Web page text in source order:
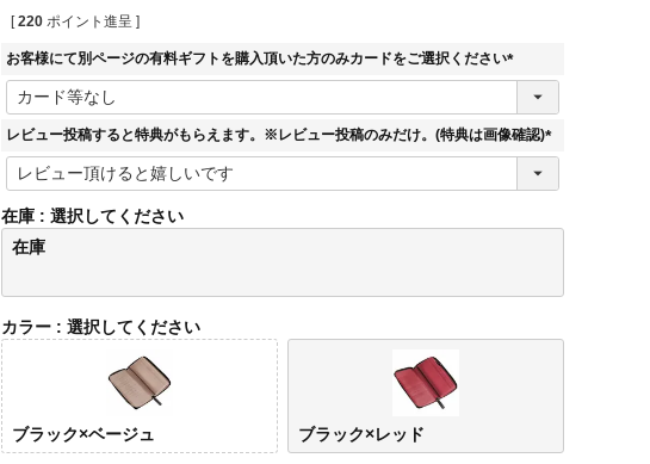
[ 220 ポイント進呈 ]
お客様にて別ページの有料ギフトを購入頂いた方のみカードをご選択ください
(
須
レビュー投稿すると特典がもらえます。※レビュー投稿のみだけ。(特典は画像確認)
(
)
在庫
選択してください
在庫
カラー 選択してください
ブラック×ベージュ ブラック×レッド